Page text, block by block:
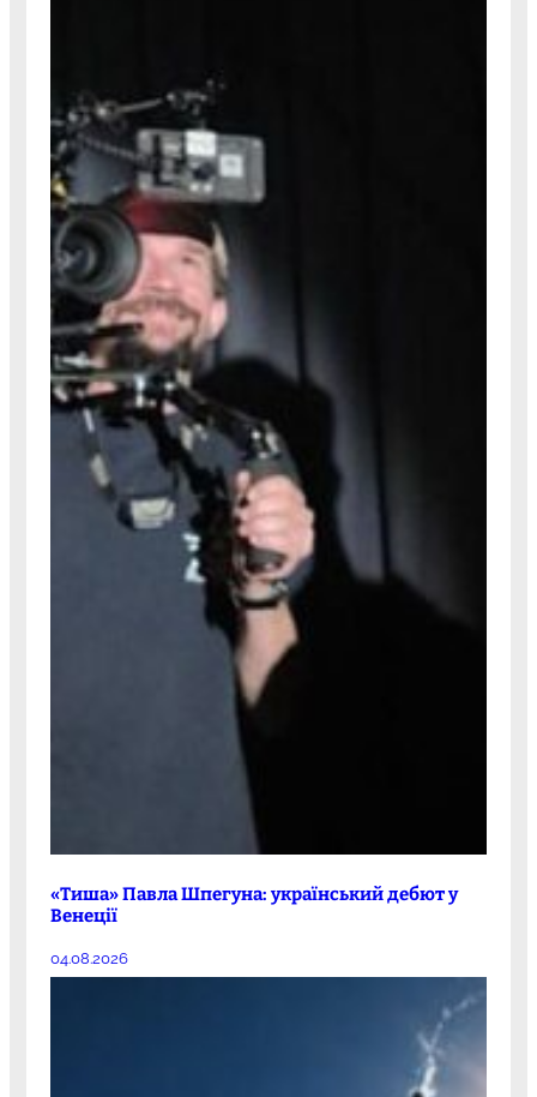
«Тиша» Павла Шпегуна: український дебют у
Венеції
04.08.2026